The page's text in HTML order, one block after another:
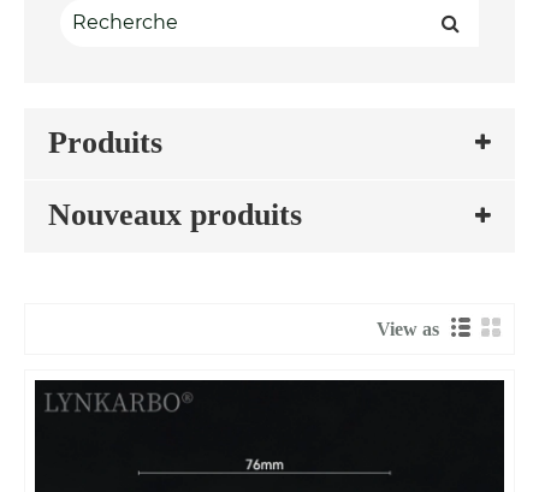
Produits
Nouveaux produits
View as